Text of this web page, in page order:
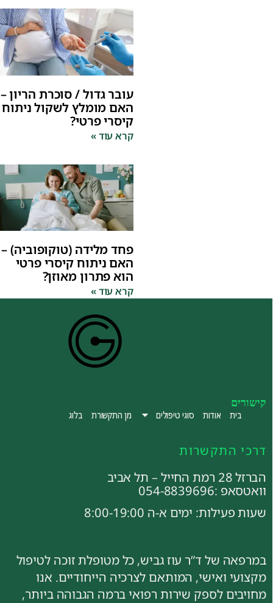
עובר גדול / סוכרת הריון –
האם מומלץ לשקול ניתוח
קיסרי פרטי?
קרא עוד »
פחד מלידה (טוקופוביה) –
האם ניתוח קיסרי פרטי
הוא פתרון מאוזן?
קרא עוד »
קישורים
בית אודות סוגי טיפולים מן התקשורת בלוג
דרכי התקשרות
הברזל 28 רמת החייל – תל אביב
וואטסאפ :054-8839696
שעות פעילות: ימים א-ה 8:00-19:00
במרפאה של ד”ר עוז גביש, כל מטופלת זוכה לטיפול
מקצועי ואישי, המותאם לצרכיה הייחודיים. אנו
מחויבים לספק שירות רפואי ברמה הגבוהה ביותר,